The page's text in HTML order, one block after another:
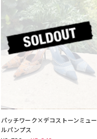
パッチワーク×デコストーンミュー
ルパンプス